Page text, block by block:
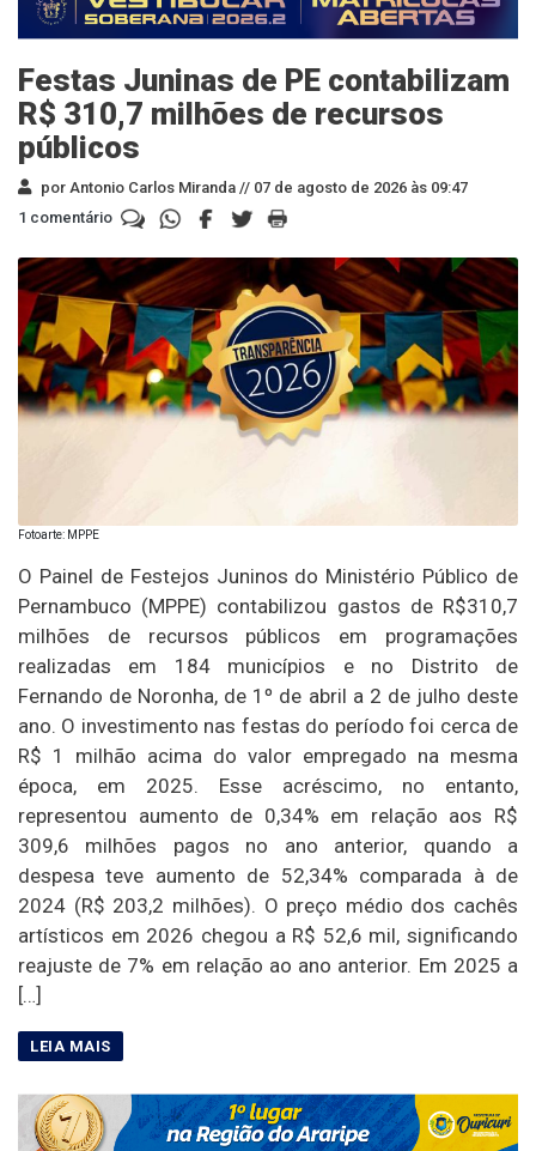
Festas Juninas de PE contabilizam
R$ 310,7 milhões de recursos
públicos
por Antonio Carlos Miranda // 07 de agosto de 2026 às 09:47
1 comentário
Fotoarte: MPPE
O Painel de Festejos Juninos do Ministério Público de
Pernambuco (MPPE) contabilizou gastos de R$310,7
milhões de recursos públicos em programações
realizadas em 184 municípios e no Distrito de
Fernando de Noronha, de 1º de abril a 2 de julho deste
ano. O investimento nas festas do período foi cerca de
R$ 1 milhão acima do valor empregado na mesma
época, em 2025. Esse acréscimo, no entanto,
representou aumento de 0,34% em relação aos R$
309,6 milhões pagos no ano anterior, quando a
despesa teve aumento de 52,34% comparada à de
2024 (R$ 203,2 milhões). O preço médio dos cachês
artísticos em 2026 chegou a R$ 52,6 mil, significando
reajuste de 7% em relação ao ano anterior. Em 2025 a
[…]